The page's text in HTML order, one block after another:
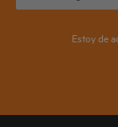
Estoy de